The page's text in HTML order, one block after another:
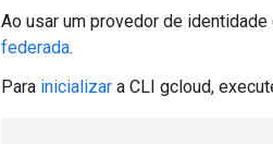
Ao usar um provedor de
federada.
Para inicializar a CLI gcloud,